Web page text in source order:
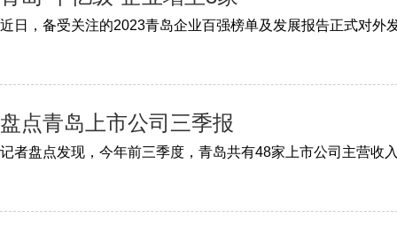
盘点青岛上市公司三季报